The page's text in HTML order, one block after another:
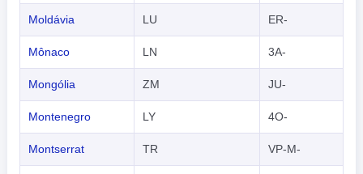
Moldávia LU ER-
Mônaco LN 3A-
Mongólia ZM JU-
Montenegro LY 4O-
Montserrat TR VP-M-